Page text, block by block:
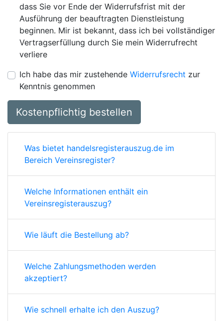
dass Sie vor Ende der Widerrufsfrist mit der
Ausführung der beauftragten Dienstleistung
beginnen. Mir ist bekannt, dass ich bei vollständiger
Vertragserfüllung durch Sie mein Widerrufrecht
verliere
Ich habe das mir zustehende Widerrufsrecht zur
Kenntnis genommen
Kostenpflichtig bestellen
Was bietet handelsregisterauszug.de im
Bereich Vereinsregister?
Welche Informationen enthält ein
Vereinsregisterauszug?
Wie läuft die Bestellung ab?
Welche Zahlungsmethoden werden
akzeptiert?
Wie schnell erhalte ich den Auszug?